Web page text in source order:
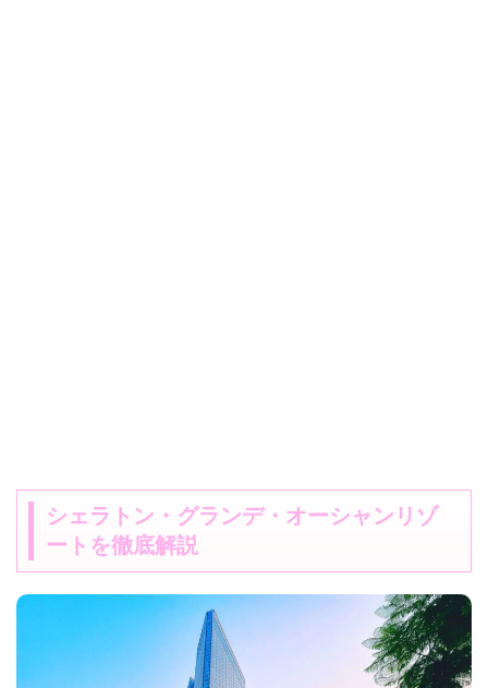
シェラトン・グランデ・オーシャンリゾ
ートを徹底解説